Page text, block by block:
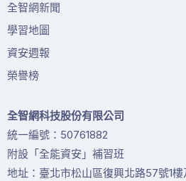
全智網新聞
學習地圖
資安週報
榮譽榜
全智網科技股份有限公司
統一編號：50761882
附設「全能資安」補習班
地址：臺北市松山區復興北路57號1樓